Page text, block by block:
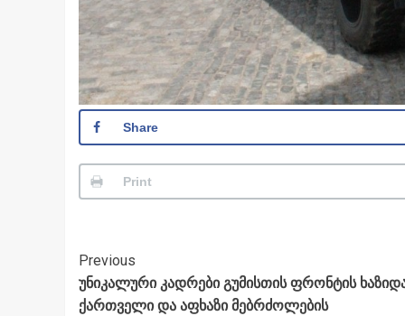
Share
Print
Post
Navigation
Previous
უნიკალური კადრები გუმისთის ფრონტის
ქართველი და აფხაზი მებრძოლების